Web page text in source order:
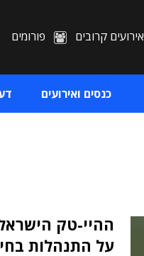
אירועים קרובים פורומים
כנסים ואירועים
ההיי-טק
על התנהלות